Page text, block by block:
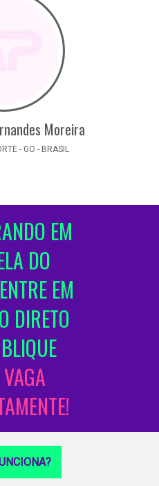
Moreira
- GO - BRASIL
EM
DO
EM
DIRETO
VAGA